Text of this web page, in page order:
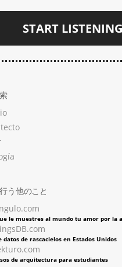
START
う他のこと
le muestres al mundo tu amor por la
datos de rascacielos en Estados Unidos
de arquitectura para estudiantes